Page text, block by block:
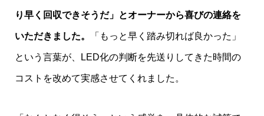
り早く回収できそうだ」とオーナーから喜びの連絡を
いただきました。 「もっと早く踏み切れば良かった」
という言葉が、LED化の判断を先送りしてきた時間の
コストを改めて実感させてくれました。